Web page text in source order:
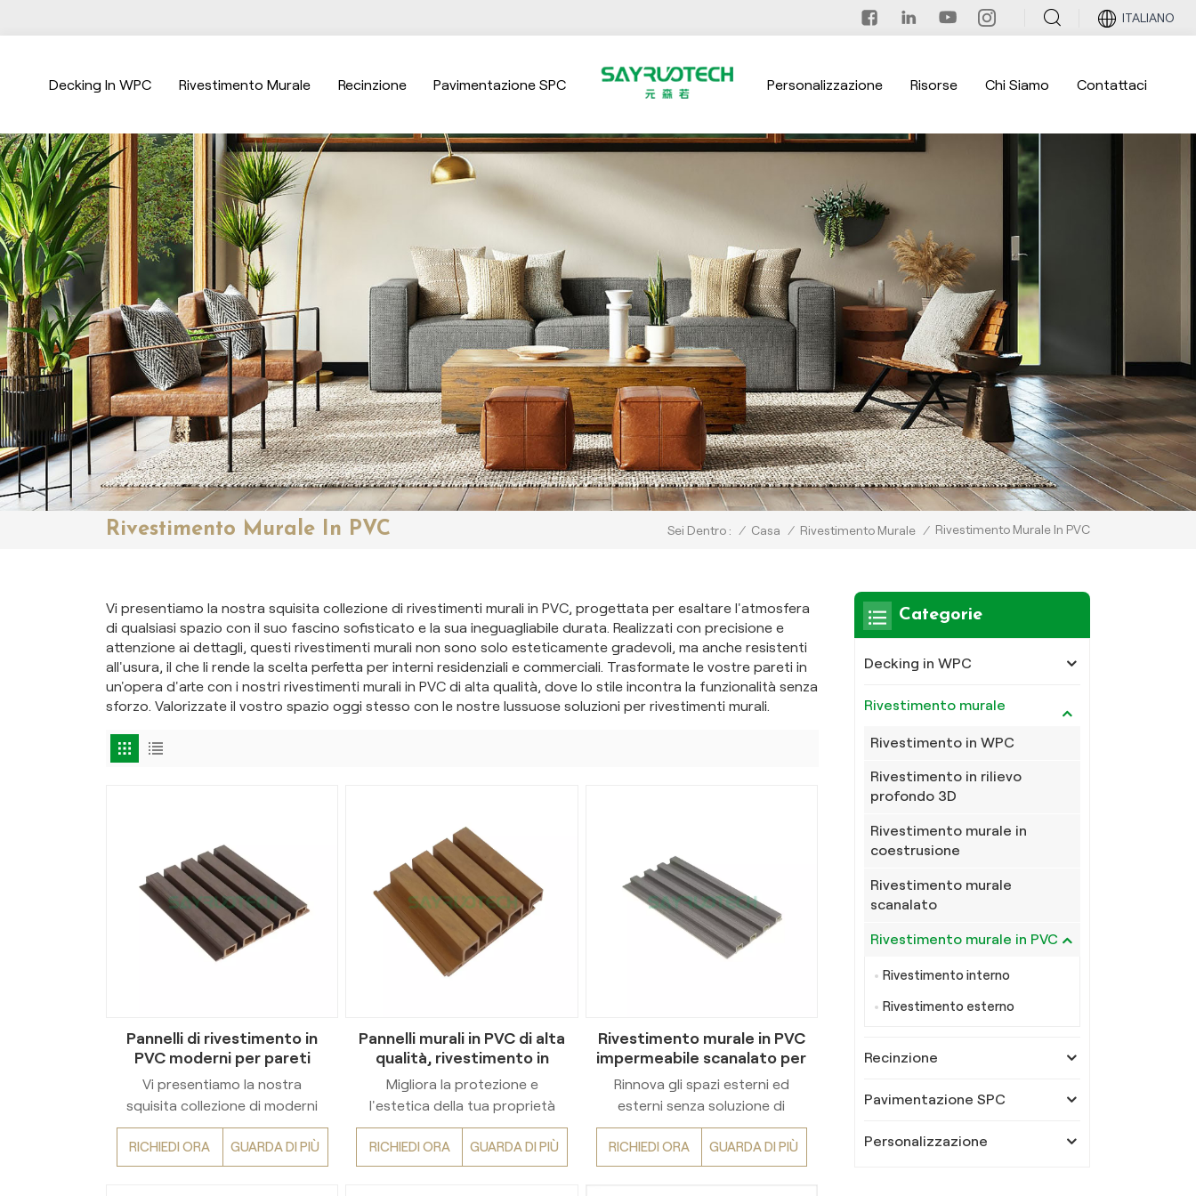
ITALIANO
Decking In WPC Rivestimento Murale Recinzione Pavimentazione SPC Personalizzazione Risorse Chi Siamo Contattaci
Rivestimento Murale In PVC Sei Dentro : / Casa / Rivestimento Murale / Rivestimento Murale In PVC
Vi presentiamo la nostra squisita collezione di rivestimenti murali in PVC, progettata per esaltare l'atmosfera
di qualsiasi spazio con il suo fascino sofisticato e la sua ineguagliabile durata. Realizzati con precisione e
attenzione ai dettagli, questi rivestimenti murali non sono solo esteticamente gradevoli, ma anche resistenti
all'usura, il che li rende la scelta perfetta per interni residenziali e commerciali. Trasformate le vostre pareti in
un'opera d'arte con i nostri rivestimenti murali in PVC di alta qualità, dove lo stile incontra la funzionalità senza
sforzo. Valorizzate il vostro spazio oggi stesso con le nostre lussuose soluzioni per rivestimenti murali.
Pannelli di rivestimento in
PVC moderni per pareti
esterne
Vi presentiamo la nostra
squisita collezione di moderni
pannelli di rivestimento in PVC
per pareti esterne. Valorizzate i
vostri spazi abitativi con questi
RICHIEDI ORA GUARDA DI PIÙ
Pannelli murali in PVC di alta
qualità, rivestimento in
vinile durevole per esterni
Migliora la protezione e
l'estetica della tua proprietà
con i nostri pannelli murali per
esterni in PVC di alta qualità.
Progettati come rivestimenti in
RICHIEDI ORA GUARDA DI PIÙ
Rivestimento murale in PVC
impermeabile scanalato per
esterni
Rinnova gli spazi esterni ed
esterni senza soluzione di
continuità con il nostro
rivestimento murale in PVC
impermeabile scanalato.
RICHIEDI ORA GUARDA DI PIÙ
Categorie
Decking in WPC
Rivestimento murale
Rivestimento in WPC
Rivestimento in rilievo
profondo 3D
Rivestimento murale in
coestrusione
Rivestimento murale
scanalato
Rivestimento murale in PVC
Rivestimento interno
Rivestimento esterno
Recinzione
Pavimentazione SPC
Personalizzazione